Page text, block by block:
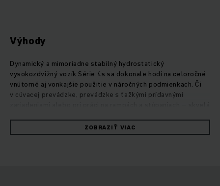
Výhody
Dynamický a mimoriadne stabilný hydrostatický
vysokozdvižný vozík Série 4s sa dokonale hodí na celoročné
vnútorné aj vonkajšie použitie v náročných podmienkach. Či
v cúvacej prevádzke, prevádzke s ťažkými prídavnými
Robustné vysokozdvižné vozíky presviedčajú rýchlym
a spoľahlivým manévrovaním pri maximálnej energetickej
ZOBRAZIŤ VIAC